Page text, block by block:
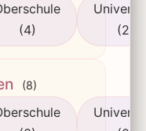
(4)
(2)
(8)